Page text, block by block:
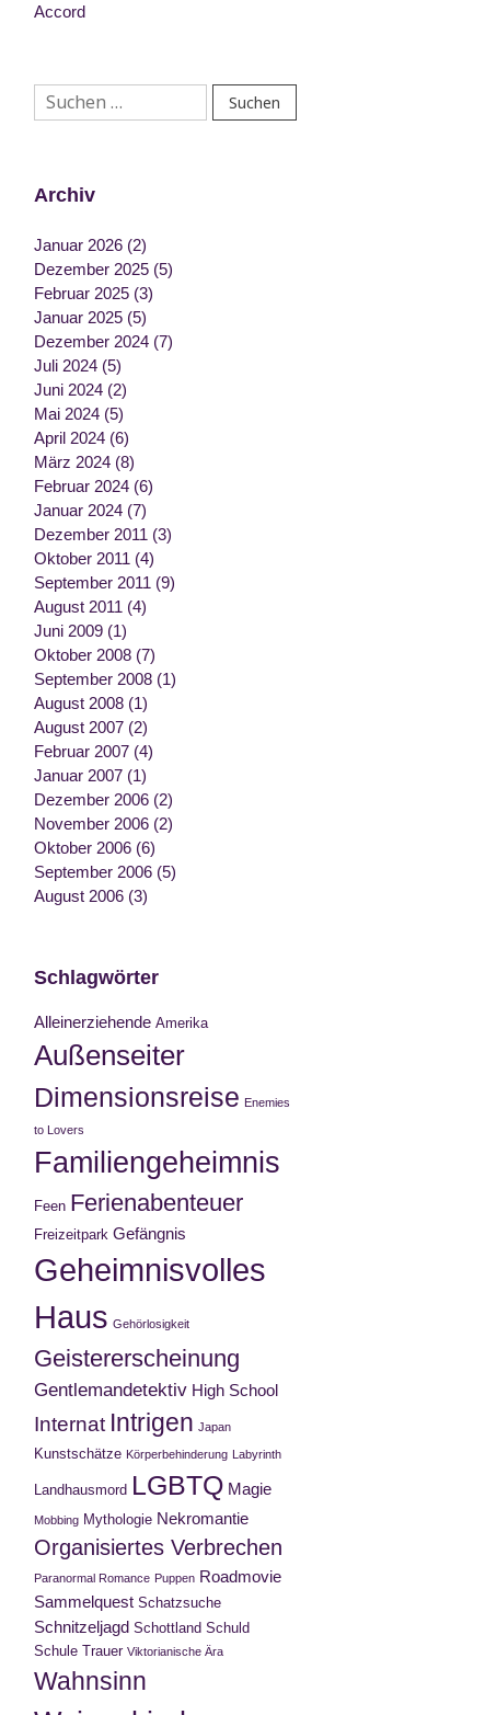
Accord
Suchen
nach:
Archiv
Januar 2026 (2)
Dezember 2025 (5)
Februar 2025 (3)
Januar 2025 (5)
Dezember 2024 (7)
Juli 2024 (5)
Juni 2024 (2)
Mai 2024 (5)
April 2024 (6)
März 2024 (8)
Februar 2024 (6)
Januar 2024 (7)
Dezember 2011 (3)
Oktober 2011 (4)
September 2011 (9)
August 2011 (4)
Juni 2009 (1)
Oktober 2008 (7)
September 2008 (1)
August 2008 (1)
August 2007 (2)
Februar 2007 (4)
Januar 2007 (1)
Dezember 2006 (2)
November 2006 (2)
Oktober 2006 (6)
September 2006 (5)
August 2006 (3)
Schlagwörter
Alleinerziehende Amerika
Außenseiter
Dimensionsreise Enemies
to Lovers
Familiengeheimnis
Feen Ferienabenteuer
Freizeitpark Gefängnis
Geheimnisvolles
Haus Gehörlosigkeit
Geistererscheinung
Gentlemandetektiv High School
Internat Intrigen Japan
Kunstschätze Körperbehinderung Labyrinth
Landhausmord LGBTQ Magie
Mobbing Mythologie Nekromantie
Organisiertes Verbrechen
Paranormal Romance Puppen Roadmovie
Sammelquest Schatzsuche
Schnitzeljagd Schottland Schuld
Schule Trauer Viktorianische Ära
Wahnsinn